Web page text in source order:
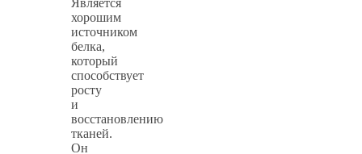
хорошим
источником
белка,
который
способствует
росту
и
восстановлению
тканей.
Он